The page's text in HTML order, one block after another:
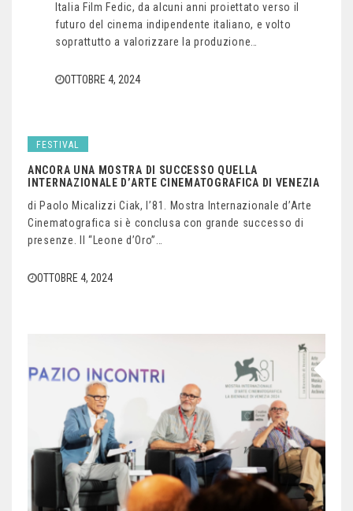
Italia Film Fedic, da alcuni anni proiettato verso il
futuro del cinema indipendente italiano, e volto
soprattutto a valorizzare la produzione…
OTTOBRE 4, 2024
FESTIVAL
ANCORA UNA MOSTRA DI SUCCESSO QUELLA
INTERNAZIONALE D’ARTE CINEMATOGRAFICA DI VENEZIA
di Paolo Micalizzi Ciak, l’81. Mostra Internazionale d’Arte
Cinematografica si è conclusa con grande successo di
presenze. Il “Leone d’Oro”…
OTTOBRE 4, 2024